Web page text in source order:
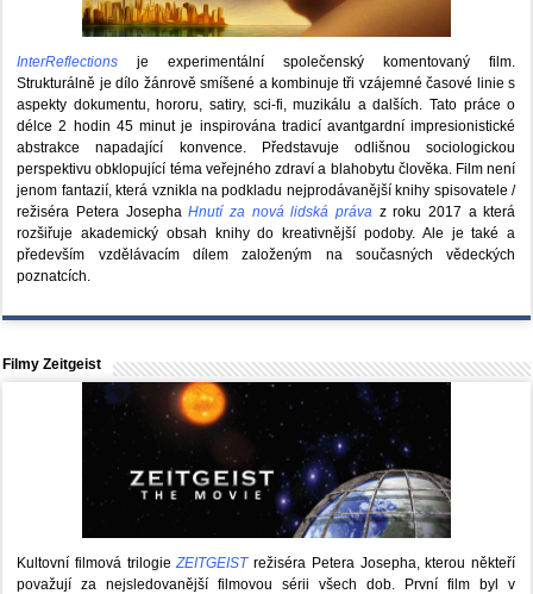
InterReflections je experimentální společenský komentovaný film.
Strukturálně je dílo žánrově smíšené a kombinuje tři vzájemné časové linie s
aspekty dokumentu, hororu, satiry, sci-fi, muzikálu a dalších. Tato práce o
délce 2 hodin 45 minut je inspirována tradicí avantgardní impresionistické
abstrakce napadající konvence. Představuje odlišnou sociologickou
perspektivu obklopující téma veřejného zdraví a blahobytu člověka. Film není
jenom fantazií, která vznikla na podkladu nejprodávanější knihy spisovatele /
režiséra Petera JosephaHnutí za nová lidská právaz roku 2017 a která
rozšiřuje akademický obsah knihy do kreativnější podoby. Ale je také a
především vzdělávacím dílem založeným na současných vědeckých
poznatcích.
Filmy Zeitgeist
Kultovní filmová trilogieZEITGEISTrežiséra Petera Josepha, kterou někteří
považují za nejsledovanější filmovou sérii všech dob. První film byl v